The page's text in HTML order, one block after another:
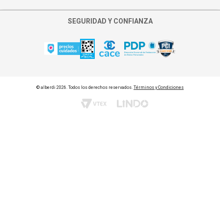
Quiero cambiar punto de retiro
SEGURIDAD Y CONFIANZA
© alberdi 2026. Todos los derechos reservados.Términos y Condiciones